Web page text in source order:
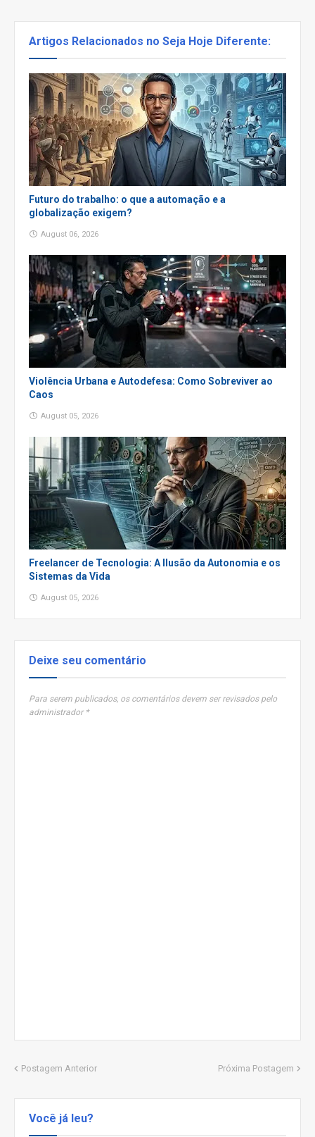
Artigos Relacionados no Seja Hoje Diferente:
Futuro do trabalho: o que a automação e a
globalização exigem?
August 06, 2026
Violência Urbana e Autodefesa: Como Sobreviver ao
Caos
August 05, 2026
Freelancer de Tecnologia: A Ilusão da Autonomia e os
Sistemas da Vida
August 05, 2026
Deixe seu comentário
Para serem publicados, os comentários devem ser revisados pelo
administrador *
Postagem Anterior Próxima Postagem
Você já leu?